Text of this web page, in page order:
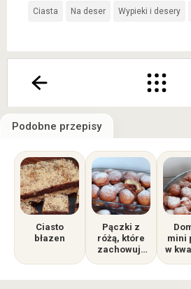
Ciasta Na deser Wypieki i desery
Podobne przepisy
Ciasto
błazen
Pączki z
różą, które
zachowują
na dłużej
mini
w